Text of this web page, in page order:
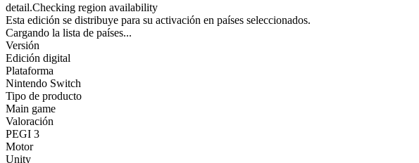
detail.Checking region availability
Esta edición se distribuye para su activación en países seleccionados.
Cargando la lista de países...
Versión
Edición digital
Plataforma
Nintendo Switch
Tipo de producto
Main game
Valoración
PEGI 3
Motor
Unity